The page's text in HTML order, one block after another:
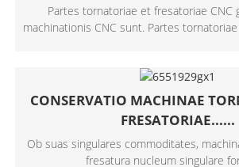
Partes tornatoriae et fresatoriae CNC
machinationis CNC sunt. Partes
CONSERVATIO MACHINAE
FRESATORIAE......
Ob suas singulares commoditates,
fresatura nucleum singulare